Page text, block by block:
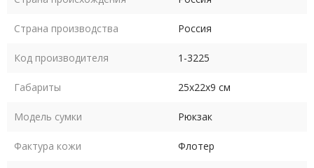
Страна производства Россия
Код производителя 1-3225
Габариты 25х22х9 см
Модель сумки Рюкзак
Фактура кожи Флотер